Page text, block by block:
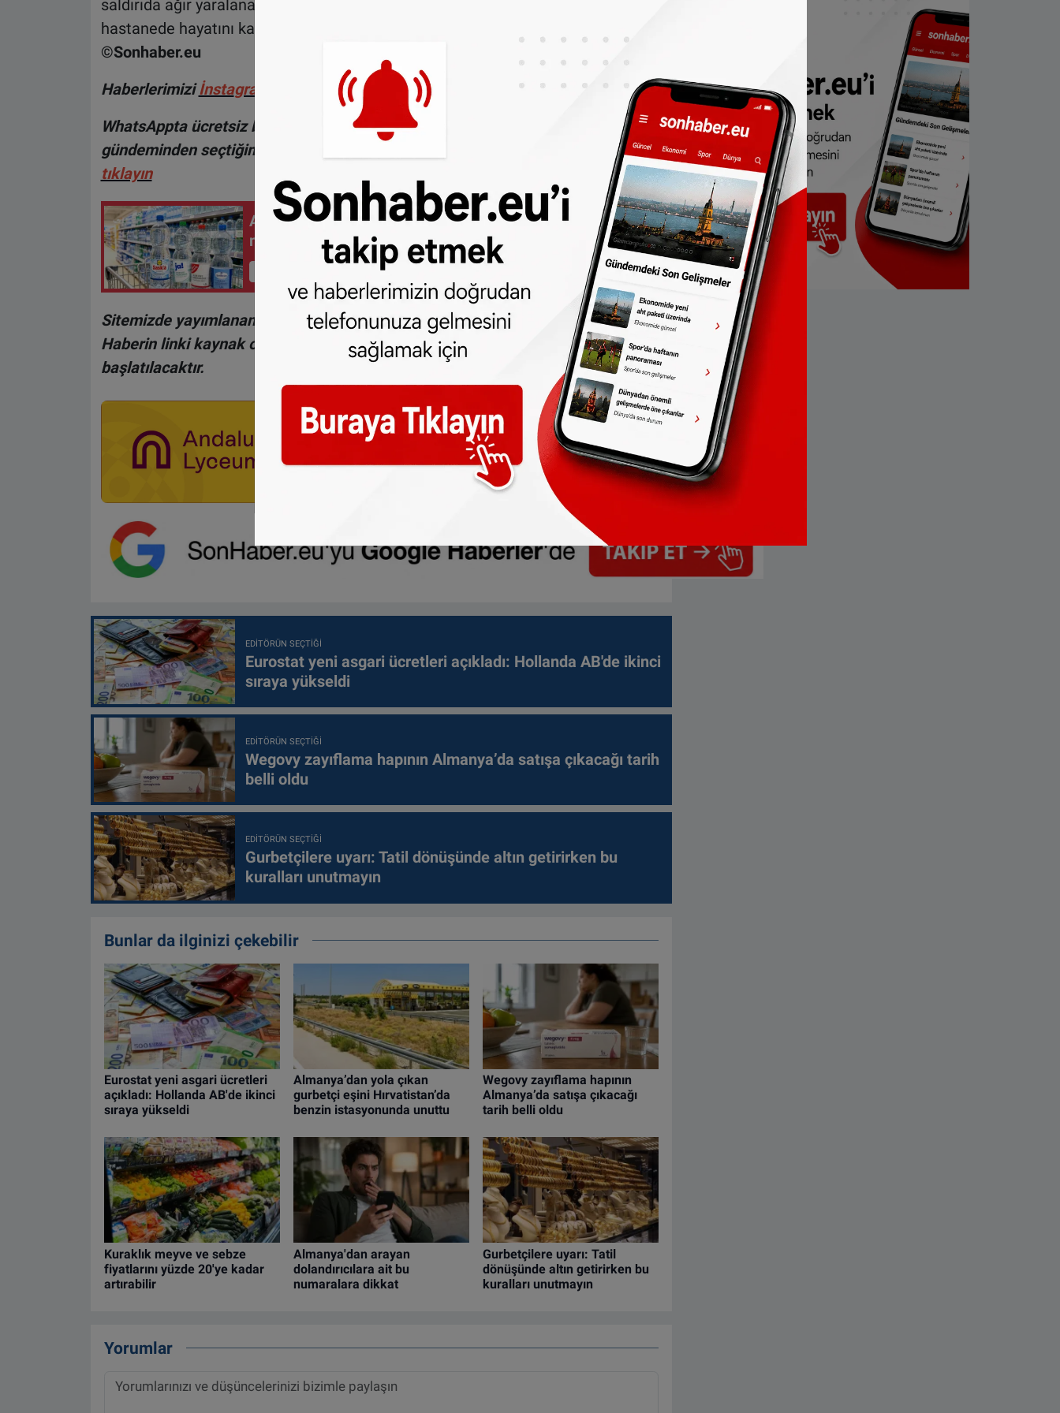
saldırıda ağır yaralanan 29 yaşındaki polis memuru Rouven L. kaldırıldığı
hastanede hayatını kaybetmişti.
©Sonhaber.eu
Haberlerimizi İnstagram hesabımızdan
da takip edebilirsiniz.
WhatsAppta ücretsiz bültenimize abone olun, Hollanda ve diğer Avrupa ülkeleri
gündeminden seçtiğimiz haberler her gün telefonunuza gelsin!
Abone olmak için
tıklayın
Almanya'da maden suyu testinde Lidl'ın 19 centlik
markası birinci çıktı
Sitemizde yayımlanan haberlerin her türlü hakkıSONHABER.eu
’ya aittir.
Haberin linki kaynak olarak gösterilmeden alınan haberler için hukuki işlem
başlatılacaktır.
EDITÖRÜN SEÇTIĞI
Eurostat yeni asgari ücretleri açıkladı: Hollanda AB'de ikinci
sıraya yükseldi
EDITÖRÜN SEÇTIĞI
Wegovy zayıflama hapının Almanya’da satışa çıkacağı tarih
belli oldu
EDITÖRÜN SEÇTIĞI
Gurbetçilere uyarı: Tatil dönüşünde altın getirirken bu
kuralları unutmayın
Bunlar da ilginizi çekebilir
Eurostat yeni asgari ücretleri
açıkladı: Hollanda AB'de ikinci
sıraya yükseldi
Almanya’dan yola çıkan
gurbetçi eşini Hırvatistan’da
benzin istasyonunda unuttu
Wegovy zayıflama hapının
Almanya’da satışa çıkacağı
tarih belli oldu
Kuraklık meyve ve sebze
fiyatlarını yüzde 20'ye kadar
artırabilir
Almanya'dan arayan
dolandırıcılara ait bu
numaralara dikkat
Gurbetçilere uyarı: Tatil
dönüşünde altın getirirken bu
kuralları unutmayın
Yorumlar